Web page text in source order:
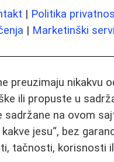
| Politika
| Marketinški
preuzimaju nikakvu
ili propuste u
sadržane na ovom
jesu“, bez
tačnosti, korisnosti